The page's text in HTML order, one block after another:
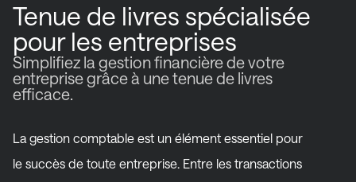
Tenue de livres spécialisée
pour les entreprises
Simplifiez la gestion financière de votre
entreprise grâce à une tenue de livres
efficace.
La gestion comptable est un élément essentiel pour
le succès de toute entreprise. Entre les transactions